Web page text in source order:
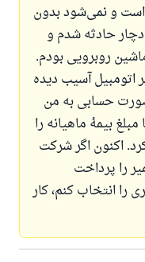
است و نمی‌شود بدون
حادثه شدم و
روبرویی بودم.
اتومبیل آسیب دیده
حسابی به من
بیمهٔ ماهیانه را
اکنون اگر شرکت
را پرداخت
را انتخاب کنم، کار